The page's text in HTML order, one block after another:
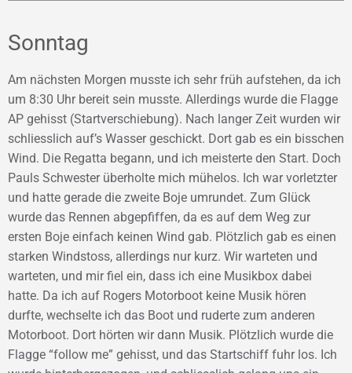
Sonntag
Am nächsten Morgen musste ich sehr früh aufstehen, da ich
um 8:30 Uhr bereit sein musste. Allerdings wurde die Flagge
AP gehisst (Startverschiebung). Nach langer Zeit wurden wir
schliesslich auf’s Wasser geschickt. Dort gab es ein bisschen
Wind. Die Regatta begann, und ich meisterte den Start. Doch
Pauls Schwester überholte mich mühelos. Ich war vorletzter
und hatte gerade die zweite Boje umrundet. Zum Glück
wurde das Rennen abgepfiffen, da es auf dem Weg zur
ersten Boje einfach keinen Wind gab. Plötzlich gab es einen
starken Windstoss, allerdings nur kurz. Wir warteten und
warteten, und mir fiel ein, dass ich eine Musikbox dabei
hatte. Da ich auf Rogers Motorboot keine Musik hören
durfte, wechselte ich das Boot und ruderte zum anderen
Motorboot. Dort hörten wir dann Musik. Plötzlich wurde die
Flagge “follow me” gehisst, und das Startschiff fuhr los. Ich